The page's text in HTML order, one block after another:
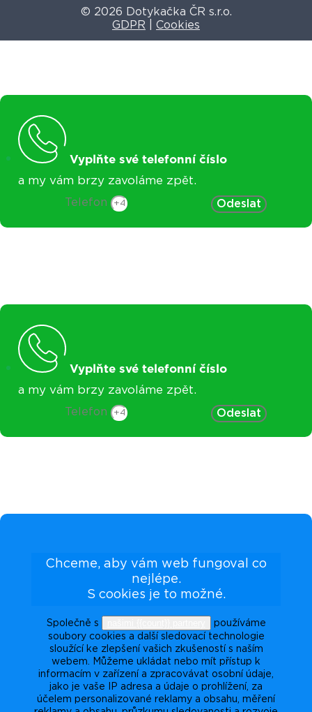
© 2026 Dotykačka ČR s.r.o.
GDPR
Cookies
Vyplňte své telefonní číslo
a my vám brzy zavoláme zpět.
Telefon Odeslat
Vyplňte své telefonní číslo
a my vám brzy zavoláme zpět.
Telefon Odeslat
Chceme, aby vám web fungoval co
nejlépe.
S cookies je to možné.
Společně s
používáme
soubory cookies a další sledovací technologie
sloužící ke zlepšení vašich zkušeností s naším
webem. Můžeme ukládat nebo mít přístup k
informacím v zařízení a zpracovávat osobní údaje,
jako je vaše IP adresa a údaje o prohlížení, za
účelem personalizované reklamy a obsahu, měření